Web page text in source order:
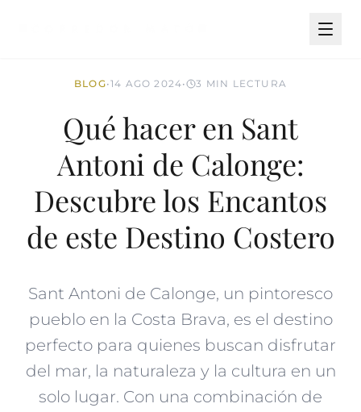
BLOG•14 AGO 2024• 3 MIN LECTURA
Qué hacer en Sant
Antoni de Calonge:
Descubre los Encantos
de este Destino Costero
Sant Antoni de Calonge, un pintoresco
pueblo en la Costa Brava, es el destino
perfecto para quienes buscan disfrutar
del mar, la naturaleza y la cultura en un
solo lugar. Con una combinación de